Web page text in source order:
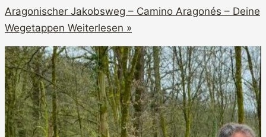
Aragonischer Jakobsweg – Camino Aragonés – Deine
Wegetappen Weiterlesen »